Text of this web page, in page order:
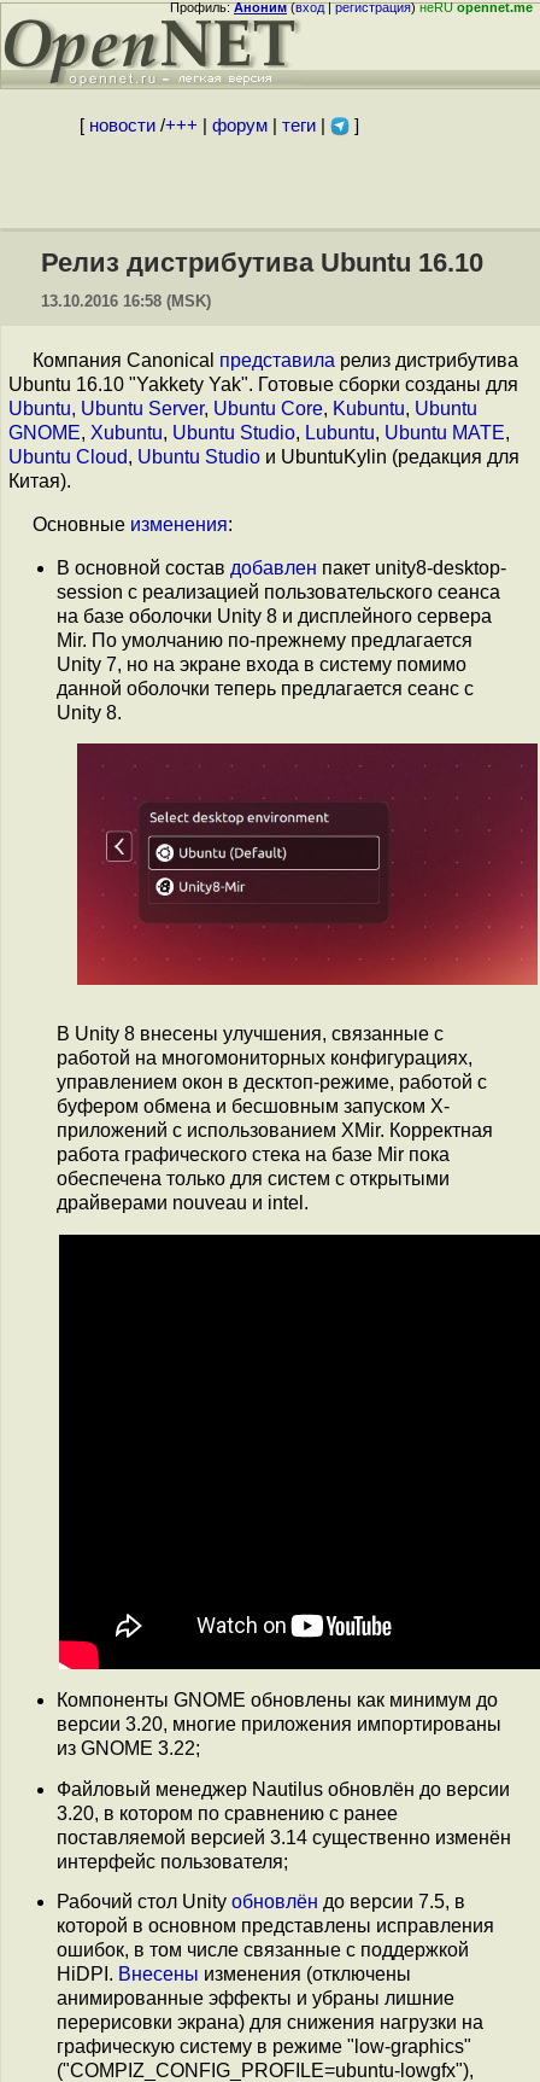
Профиль:Аноним(вход|регистрация)неRUopennet.me
[ новости/+++ форум| теги| ]
Релиз дистрибутива Ubuntu 16.10
13.10.2016 16:58 (MSK)
Компания Canonical представила релиз дистрибутива
Ubuntu 16.10 "Yakkety Yak". Готовые сборки созданы для
Ubuntu, Ubuntu Server, Ubuntu Core, Kubuntu, Ubuntu
GNOME, Xubuntu, Ubuntu Studio, Lubuntu, Ubuntu MATE,
Ubuntu Cloud, Ubuntu Studio и UbuntuKylin (редакция для
Китая).
Основные изменения:
В основной состав добавлен пакет unity8-desktop-
session с реализацией пользовательского сеанса
на базе оболочки Unity 8 и дисплейного сервера
Mir. По умолчанию по-прежнему предлагается
Unity 7, но на экране входа в систему помимо
данной оболочки теперь предлагается сеанс с
Unity 8.
В Unity 8 внесены улучшения, связанные с
работой на многомониторных конфигурациях,
управлением окон в десктоп-режиме, работой с
буфером обмена и бесшовным запуском X-
приложений с использованием XMir. Корректная
работа графического стека на базе Mir пока
обеспечена только для систем с открытыми
драйверами nouveau и intel.
Компоненты GNOME обновлены как минимум до
версии 3.20, многие приложения импортированы
из GNOME 3.22;
Файловый менеджер Nautilus обновлён до версии
3.20, в котором по сравнению с ранее
поставляемой версией 3.14 существенно изменён
интерфейс пользователя;
Рабочий стол Unity обновлён до версии 7.5, в
которой в основном представлены исправления
ошибок, в том числе связанные с поддержкой
HiDPI. Внесены изменения (отключены
анимированные эффекты и убраны лишние
перерисовки экрана) для снижения нагрузки на
графическую систему в режиме "low-graphics"
("COMPIZ_CONFIG_PROFILE=ubuntu-lowgfx"),